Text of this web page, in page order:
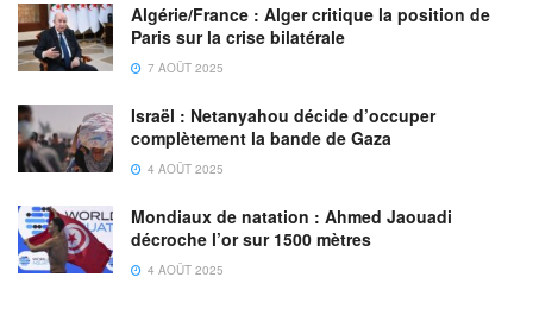
Algérie/France : Alger critique la position de
Paris sur la crise bilatérale
7 AOÛT 2025
Israël : Netanyahou décide d’occuper
complètement la bande de Gaza
4 AOÛT 2025
Mondiaux de natation : Ahmed Jaouadi
décroche l’or sur 1500 mètres
4 AOÛT 2025